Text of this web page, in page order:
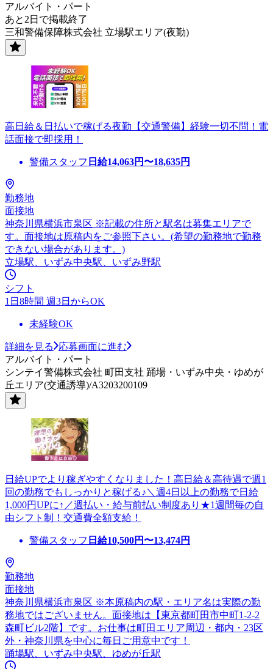
アルバイト・パート
あと2日で掲載終了
三和警備保障株式会社 立場駅エリア(夜勤)
高日給＆日払いで稼げる夜勤【交通警備】経験一切不問！電
話面接で即採用！
警備スタッフ 日給14,063円〜18,635円
勤務地
面接地
神奈川県横浜市泉区 ※記載の住所と駅名は募集エリアで
す。面接地は原稿内をご参照下さい。(希望の勤務地で勤務
できない場合があります。)
立場駅、いずみ中央駅、いずみ野駅
シフト
1日8時間 週3日からOK
未経験OK
詳細を見る
応募画面に進む
アルバイト・パート
シンテイ警備株式会社 町田支社 踊場・いずみ中央・ゆめが
丘エリア(交通誘導)/A3203200109
日給UPでより稼ぎやすくなりました！高日給＆高待遇で週1
回の勤務でもしっかりと稼げる♪＼週4日以上の勤務で日給
1,000円UPに↑／週払い・給与前払い制度あり★1週間毎の自
由シフト制！交通費全額支給！
警備スタッフ 日給10,500円〜13,474円
勤務地
面接地
神奈川県横浜市泉区 ※本原稿内の駅・エリア名は実際の勤
務地ではございません。面接地は【東京都町田市中町1-2-2
森町ビル2階】です。お仕事は町田エリア周辺・都内・23区
外・神奈川県を中心に毎日ご用意中です！
踊場駅、いずみ中央駅、ゆめが丘駅